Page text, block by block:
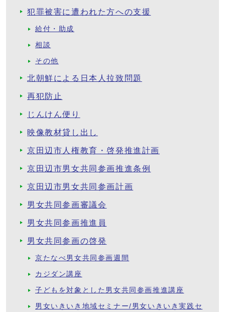
犯罪被害に遭われた方への支援
給付・助成
相談
その他
北朝鮮による日本人拉致問題
再犯防止
じんけん便り
映像教材貸し出し
京田辺市人権教育・啓発推進計画
京田辺市男女共同参画推進条例
京田辺市男女共同参画計画
男女共同参画審議会
男女共同参画推進員
男女共同参画の啓発
京たなべ男女共同参画週間
カジダン講座
子どもを対象とした男女共同参画推進講座
男女いきいき地域セミナー/男女いきいき実践セ